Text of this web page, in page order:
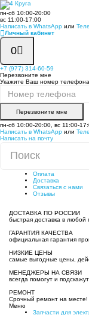
пн-сб 10:00-20:00
вс 11:00-17:00
Написать в WhatsApp или
Личный кабинет
0
+7 (977) 314-60-59
Перезвоните мне
Укажите Ваш номер
Перезвоните мне
пн-сб 10:00-20:00, вс 11:00-
Написать в WhatsApp или
Написать на почту
Оплата
Доставка
Связаться с нами
Отзывы
ДОСТАВКА ПО РОССИИ
быстрая доставка в
ГАРАНТИЯ КАЧЕСТВА
официальная гарантия
НИЗКИЕ ЦЕНЫ
самые выгодные цены,
МЕНЕДЖЕРЫ НА СВЯЗИ
всегда помогут и
РЕМОНТ
Срочный ремонт на месте!
Меню
Запчасти для